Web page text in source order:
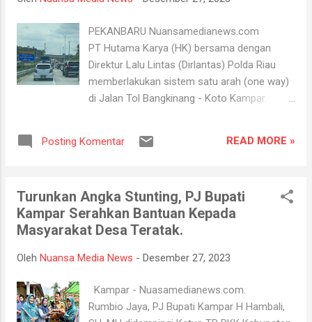
Asisten, seluruh Pimpinan OPD di Lingkungan
Wanita dan tokoh masyarakat Kabupaten
Kampar. Sembari menyaksikan Kilas Balik
Kepemimpinan Muhammad Firdaus, Pj Bupati
Kampar dalam arahannya menyampaikan
stakeholder untuk dapat bersama-sama
pengabdian Muhammad Firdaus, SE, M...
PEKANBARU Nuansamedianews.com
PT Hutama Karya (HK) bersama dengan
Direktur Lalu Lintas (Dirlantas) Polda Riau
memberlakukan sistem satu arah (one way)
di Jalan Tol Bangkinang - Koto Kampar.
bebas hambatan yang baru saja di
kemecetan panjang," kata Branch Manager
PT HK Tol Pekanbaru - Bangkinang, Jarot
Seno Wibawa, Selasa (26/12/23). Adapun
pada tanggal 24 - 31 Desember 2023,
IIIX Koto Kampar. Sementara untuk
pengguna jalan Koto Kampar menuju
Posting Komentar READ MORE »
Turunkan Angka Stunting, PJ Bupati
Kampar Serahkan Bantuan Kepada
Masyarakat Desa Teratak.
Oleh Nuansa Media News - Desember 27, 2023
Kampar - Nuasamedianews.com.
Rumbio Jaya, PJ Bupati Kampar H Hambali,